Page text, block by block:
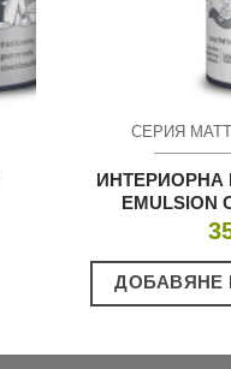
СЕРИЯ
ИНТЕРИОРНА
EMULSION
ДОБАВЯНЕ